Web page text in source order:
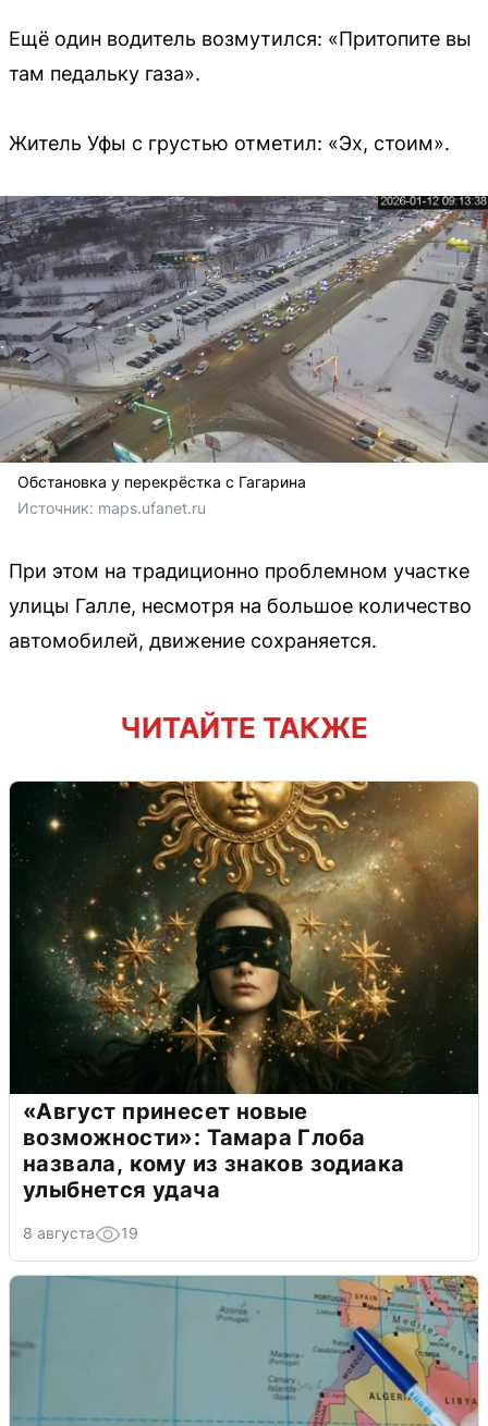
Ещё один водитель возмутился: «Притопите вы
там педальку газа».
Житель Уфы с грустью отметил: «Эх, стоим».
Обстановка у перекрёстка с Гагарина
Источник: maps.ufanet.ru
При этом на традиционно проблемном участке
улицы Галле, несмотря на большое количество
автомобилей, движение сохраняется.
ЧИТАЙТЕ ТАКЖЕ
«Август принесет новые
возможности»: Тамара Глоба
назвала, кому из знаков зодиака
улыбнется удача
8 августа 19